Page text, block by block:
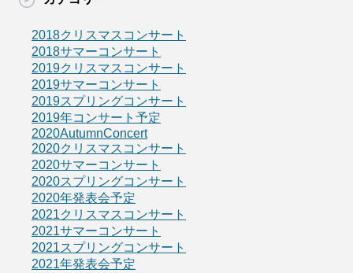
2018クリスマスコンサート
2018サマーコンサート
2019クリスマスコンサート
2019サマーコンサート
2019スプリングコンサート
2019年コンサート予定
2020AutumnConcert
2020クリスマスコンサート
2020サマーコンサート
2020スプリングコンサート
2020年発表会予定
2021クリスマスコンサート
2021サマーコンサート
2021スプリングコンサート
2021年発表会予定